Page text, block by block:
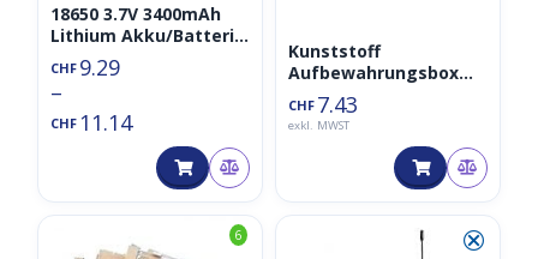
18650 3.7V 3400mAh
Lithium Akku/Batterie
NCR18650B
Protected/mit
Schutzelektronik
CHF 9.29
–
CHF 11.14
Kunststoff
Aufbewahrungsbox
für Elektronikteile
CHF 7.43
exkl. MWST
6 ⮿